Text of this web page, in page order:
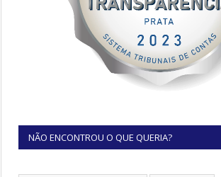
NÃO ENCONTROU O QUE QUERIA?